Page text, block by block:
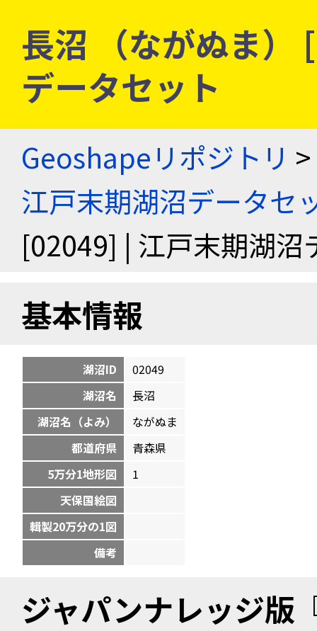
長沼 （ながぬま
データセット
Geoshapeリポジトリ >
江戸末期湖沼データセ
[02049] | 江戸末期湖沼
基本情報
湖沼ID
02049
湖沼名
長沼
湖沼名（よみ）
ながぬま
都道府県
青森県
5万分1地形図
1
天保国絵図
輯製20万分の1図
備考
ジャパンナレッジ版